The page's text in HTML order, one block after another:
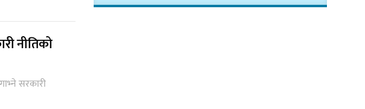
नीतिको
सरकारी
कार्तिक १८ गते इटहरीमा नेपथ्यको